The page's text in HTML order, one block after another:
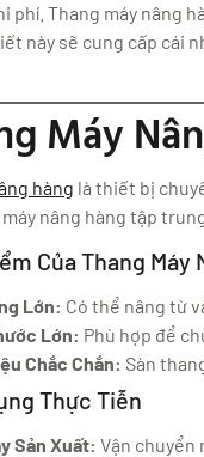
phí. Thang máy nâng
này sẽ cung cấp cái
Máy
hàng là thiết bị
nâng hàng tập
Của Thang Máy
Lớn: Có thể nâng từ
Lớn: Phù hợp để
Chắc Chắn: Sàn
Thực Tiễn
Sản Xuất: Vận chuyển